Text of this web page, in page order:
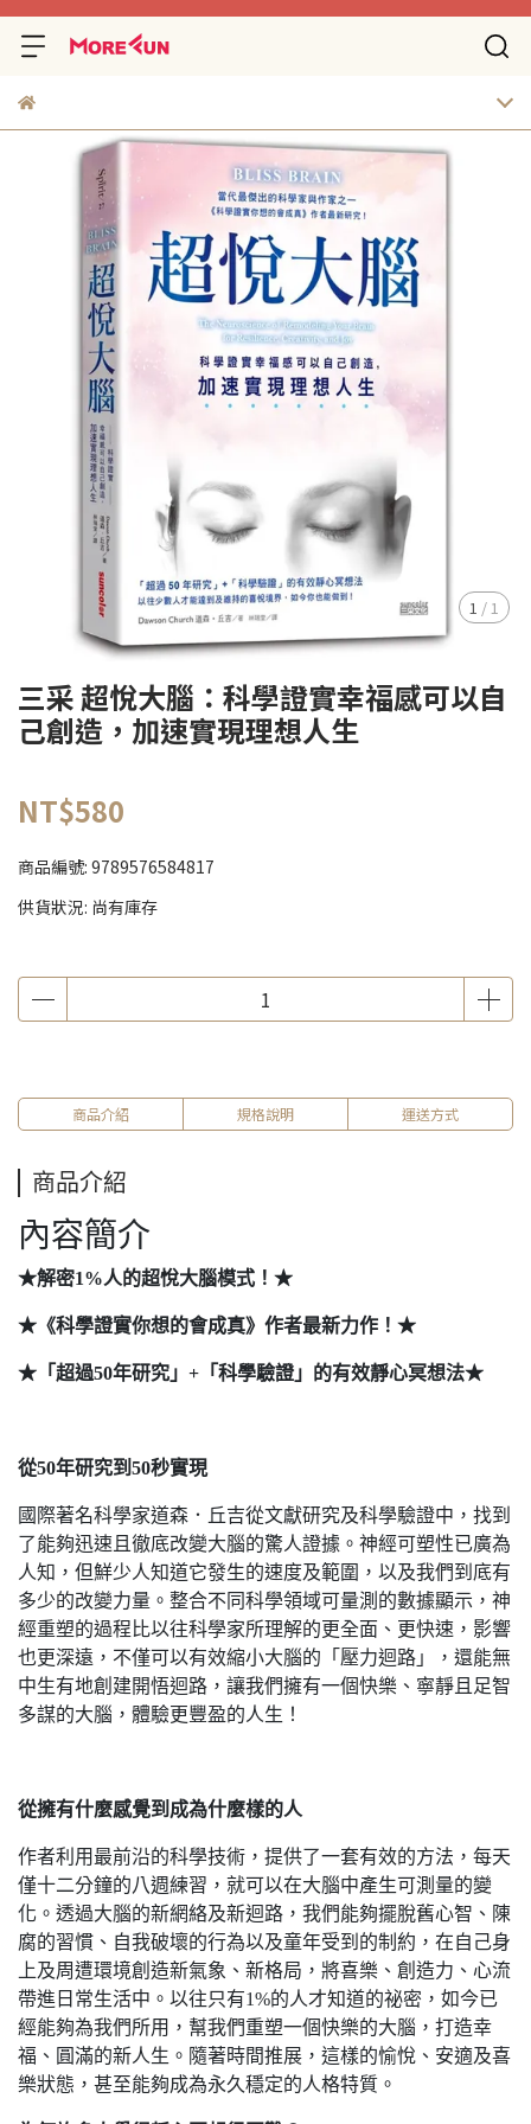
1 /1
三采 超悅大腦：科學證實幸福感可以自
己創造，加速實現理想人生
NT$580
商品編號: 9789576584817
供貨狀況: 尚有庫存
商品介紹 規格說明 運送方式
商品介紹
內容簡介
★解密1%人的超悅大腦模式！★
★《科學證實你想的會成真》作者最新力作！★
★「超過50年研究」+「科學驗證」的有效靜心冥想法★
從50年研究到50秒實現
國際著名科學家道森．丘吉從文獻研究及科學驗證中，找到
了能夠迅速且徹底改變大腦的驚人證據。神經可塑性已廣為
人知，但鮮少人知道它發生的速度及範圍，以及我們到底有
多少的改變力量。整合不同科學領域可量測的數據顯示，神
經重塑的過程比以往科學家所理解的更全面、更快速，影響
也更深遠，不僅可以有效縮小大腦的「壓力迴路」，還能無
中生有地創建開悟迴路，讓我們擁有一個快樂、寧靜且足智
多謀的大腦，體驗更豐盈的人生！
從擁有什麼感覺到成為什麼樣的人
作者利用最前沿的科學技術，提供了一套有效的方法，每天
僅十二分鐘的八週練習，就可以在大腦中產生可測量的變
化。透過大腦的新網絡及新迴路，我們能夠擺脫舊心智、陳
腐的習慣、自我破壞的行為以及童年受到的制約，在自己身
上及周遭環境創造新氣象、新格局，將喜樂、創造力、心流
帶進日常生活中。以往只有1%的人才知道的祕密，如今已
經能夠為我們所用，幫我們重塑一個快樂的大腦，打造幸
福、圓滿的新人生。隨著時間推展，這樣的愉悅、安適及喜
樂狀態，甚至能夠成為永久穩定的人格特質。